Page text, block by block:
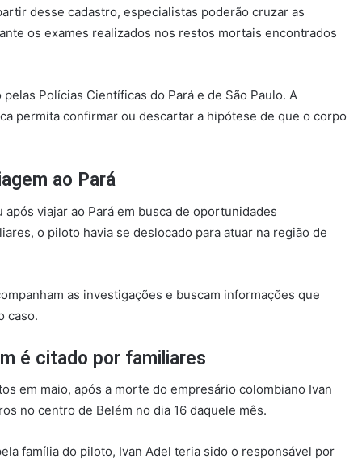
desse cadastro, especialistas poderão cruzar as
os exames realizados nos restos mortais encontrados
Polícias Científicas do Pará e de São Paulo. A
permita confirmar ou descartar a hipótese de que o corpo
ao Pará
viajar ao Pará em busca de oportunidades
o piloto havia se deslocado para atuar na região de
as investigações e buscam informações que
caso.
é citado por familiares
em maio, após a morte do empresário colombiano Ivan
no centro de Belém no dia 16 daquele mês.
família do piloto, Ivan Adel teria sido o responsável por